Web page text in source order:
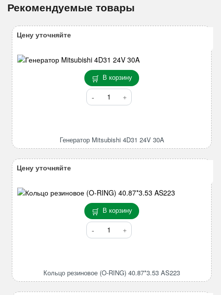
Рекомендуемые товары
В корзину
Количество
товара
24V
Генератор Mitsubishi 4D31 24V 30A
Цену уточняйте
В корзину
Количество
товара
RING)
Кольцо резиновое (O-RING) 40.87*3.53 AS223
Цену уточняйте